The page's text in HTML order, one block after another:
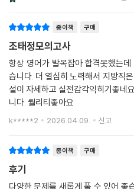
종이책 구매
조태정모의고사
항상 영어가 발목잡아 합격못했는
습니다. 더 열심히 노력해서 지방직
설이 자세하고 실전감각익히기좋네
니다. 퀄리티좋아요
k*****2 2026.04.09. 신고
종이책 구매
후기
다양한 문제를 새롭게 풀 수 있어 좋